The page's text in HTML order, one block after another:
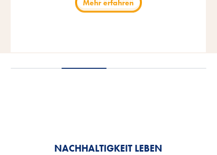
Mehr erfahren
NACHHALTIGKEIT LEBEN